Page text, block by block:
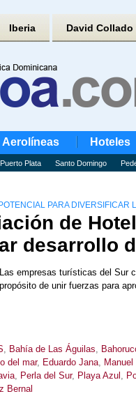
Iberia David Collado
Aerolíneas Hoteles
Puerto Plata Santo Domingo
PARA DIVERSIFICAR
de
desarrollo
Las empresas turísticas del Sur
propósito de unir fuerzas para
, Bahía de Las Águilas,
del mar, Eduardo Jana,
, Perla del Sur, Playa Azul ,
Bernal